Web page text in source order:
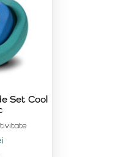
Set Cool